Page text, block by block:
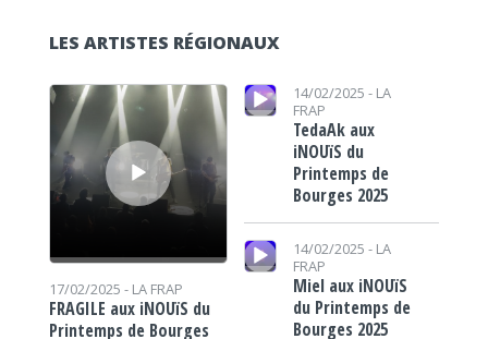
LES ARTISTES RÉGIONAUX
Lecteur audio
17/02/2025 - LA FRAP
FRAGILE aux iNOUïS du
Printemps de Bourges
Lecteur audio 14/02/2025 - LA
FRAP
TedaAk aux
iNOUïS du
Printemps de
Bourges 2025
Lecteur audio
14/02/2025 - LA
FRAP
Miel aux iNOUïS
du Printemps de
Bourges 2025